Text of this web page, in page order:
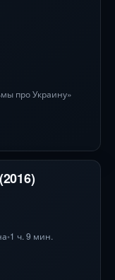
баталиями,
экземпляров)
героями,
В ролях:
про Украину»
•1 ч. 9 мин.